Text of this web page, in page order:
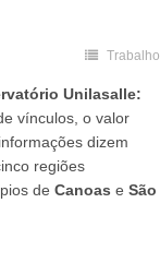
Trabalho
Unilasalle:
vínculos, o valor
dizem
regiões
de Canoas e São